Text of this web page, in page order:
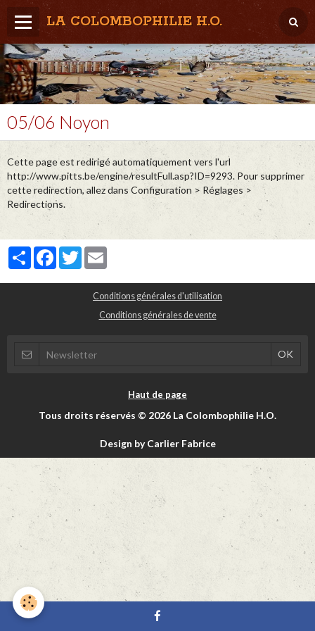
LA COLOMBOPHILIE H.O.
Home
Météo / Het weer
Lâcher / Los
Result. clubs, Provincial, (Inter)National
RFCB / KBDB
05/06 Noyon
Cette page est redirigé automatiquement vers l'url
http://www.pitts.be/engine/resultFull.asp?ID=9293. Pour supprimer
cette redirection, allez dans Configuration > Réglages >
Redirections.
PartagerFacebook
Twitter
Conditions générales d'utilisation
Conditions générales de vente
Haut de page
Tous droits réservés © 2026 La Colombophilie H.O.
Design by Carlier Fabrice